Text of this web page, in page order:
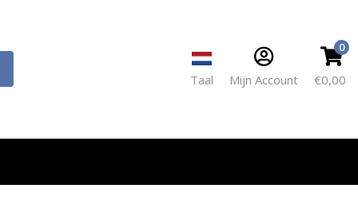
0
€0,00
Mijn Account
Taal